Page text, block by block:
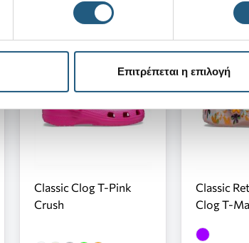
Επιτρέπεται η επιλογή
Classic Clog T-Pink
Crush
Classic
Clog T-